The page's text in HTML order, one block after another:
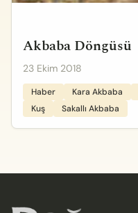
Akbaba Döngüsü
23 Ekim 2018
Haber Kara Akbaba
Kuş
Sakallı Akbaba